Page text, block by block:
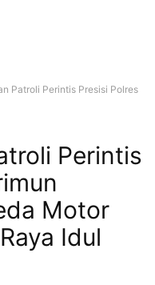
Patroli Perintis Presisi Polres
Perintis
Motor
Idul